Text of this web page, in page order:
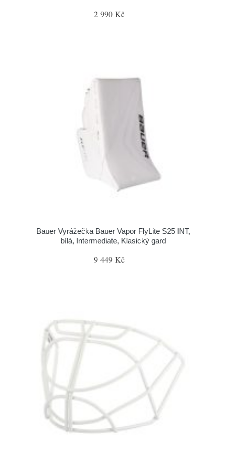
2 990 Kč
Bauer Vyrážečka Bauer Vapor FlyLite S25 INT,
bílá, Intermediate, Klasický gard
9 449 Kč